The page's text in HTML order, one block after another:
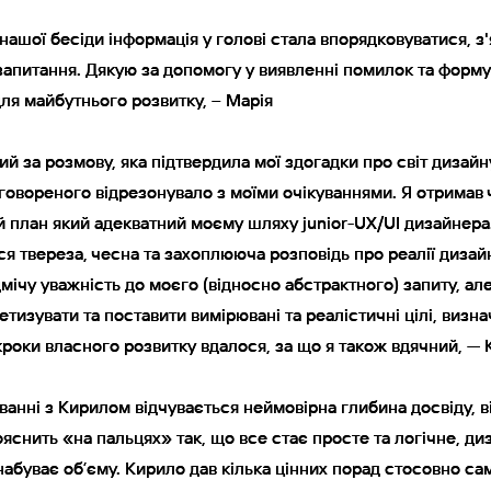
бесіди інформація у голові стала впорядковуватися,
Дякую за допомогу у виявленні помилок та
майбутнього розвитку, – Марія
за розмову, яка підтвердила мої здогадки про світ
відрезонувало з моїми очікуваннями. Я отримав
план який адекватний моєму шляху junior-UX/UI
твереза, чесна та захоплююча розповідь про реалії
уважність до моєго (відносно абстрактного) запиту,
та поставити вимірювані та реалістичні цілі,
власного розвитку вдалося, за що я також вдячний, —
з Кирилом відчувається неймовірна глибина досвіду,
«на пальцях» так, що все стає просте та логічне,
обʼєму. Кирило дав кілька цінних порад стосовно
бесіди інформація у голові стала впорядковуватися,
Дякую за допомогу у виявленні помилок та
майбутнього розвитку, – Марія
за розмову, яка підтвердила мої здогадки про світ
відрезонувало з моїми очікуваннями. Я отримав
план який адекватний моєму шляху junior-UX/UI
твереза, чесна та захоплююча розповідь про реалії
уважність до моєго (відносно абстрактного) запиту,
та поставити вимірювані та реалістичні цілі,
власного розвитку вдалося, за що я також вдячний, —
з Кирилом відчувається неймовірна глибина досвіду,
«на пальцях» так, що все стає просте та логічне,
обʼєму. Кирило дав кілька цінних порад стосовно